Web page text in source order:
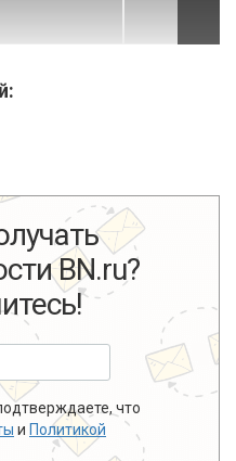
BN.ru?
что
и Политикой